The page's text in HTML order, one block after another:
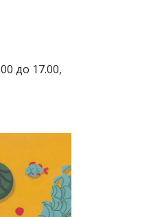
66-55
до 17.00,